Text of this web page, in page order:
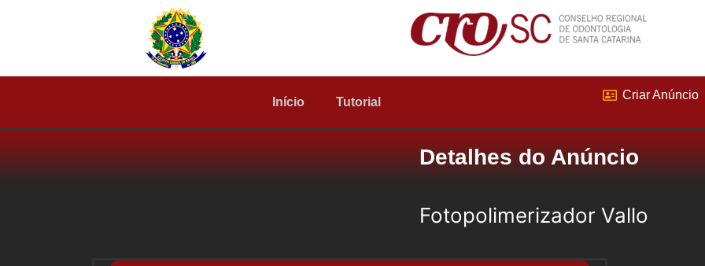
Início Tutorial
Criar Anúncio
Detalhes do Anúncio
Fotopolimerizador Vallo